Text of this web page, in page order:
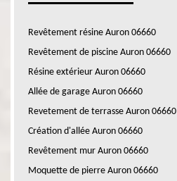
Revêtement résine Auron 06660
Revêtement de piscine Auron 06660
Résine extérieur Auron 06660
Allée de garage Auron 06660
Revetement de terrasse Auron 06660
Création d'allée Auron 06660
Revêtement mur Auron 06660
Moquette de pierre Auron 06660